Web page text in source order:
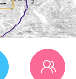
大优化，2028